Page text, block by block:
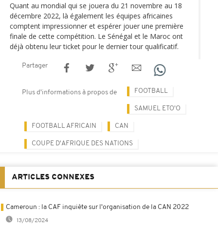
Quant au mondial qui se jouera du 21 novembre au 18
décembre 2022, là également les équipes africaines
comptent impressionner et espérer jouer une première
finale de cette compétition. Le Sénégal et le Maroc ont
déjà obtenu leur ticket pour le dernier tour qualificatif.
Partager
Plus d'informations à propos de FOOTBALL
SAMUEL ETO'O
FOOTBALL AFRICAIN CAN
COUPE D'AFRIQUE DES NATIONS
ARTICLES CONNEXES
Cameroun : la CAF inquiète sur l'organisation de la CAN 2022
13/08/2024